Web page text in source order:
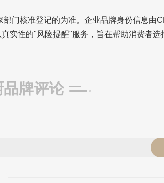
门核准登记的为准。企业品牌身份信息由
实性的"风险提醒"服务，旨在帮助消费者选
牌评论